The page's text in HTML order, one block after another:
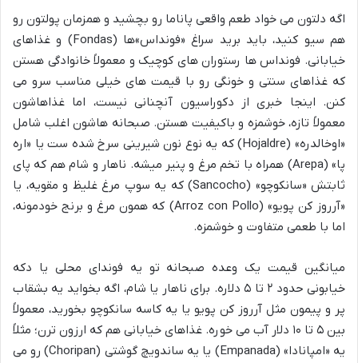
اگه دلتون می خواد طعم واقعی پاناما رو بچشید و همزمان پولتون رو
هم سیو کنید، باید برید سراغ «فونداس»ها (Fondas) و غذاهای
خیابانی. فونداس ها رستوران های کوچیک و معمولاً خانوادگی هستن
که غذاهای سنتی و خونگی رو با قیمت های خیلی مناسب سرو می
کنن. اینجا خبری از دکوراسیون آنچنانی نیست، اما غذاهاشون
معمولاً تازه، خوشمزه و باکیفیت هستن. صبحانه هاشون اغلب شامل
«اوخالدره» (Hojaldre) که یه نوع نون شیرینی سرخ شده ست یا «اره
پا» (Arepa) همراه با تخم مرغ و پنیر میشه. ناهار و شام هم که پای
ثابتش «سانکوچو» (Sancocho) که یه سوپ مرغ غلیظ و مقویه، یا
«آرروز کن پویو» (Arroz con Pollo) که همون مرغ و برنج خودمونه،
اما با طعمی متفاوت و خوشمزه.
میانگین قیمت یک وعده صبحانه تو یه فوندای محلی یا دکه
خیابونی حدود ۲ تا ۵ دلاره. برای ناهار یا شام، اگه بخواید یه بشقاب
پر و پیمون مثل آرروز کن پویو یا یه کاسه سانکوچو بخورید، معمولاً
بین ۵ تا ۱۰ دلار آب می خوره. غذاهای خیابانی هم که ارزون ترن؛ مثلاً
یه «امپانادا» (Empanada) یا یه ساندویچ گوشتی (Choripan) رو می